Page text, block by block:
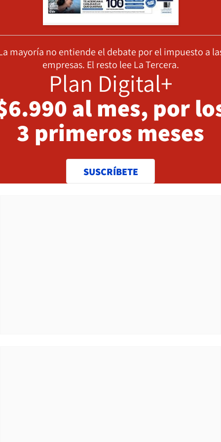
mayoría no entiende el debate por el impuesto a
empresas. El resto lee La Tercera.
Plan Digital+
al mes, por
3 primeros meses
SUSCRÍBETE